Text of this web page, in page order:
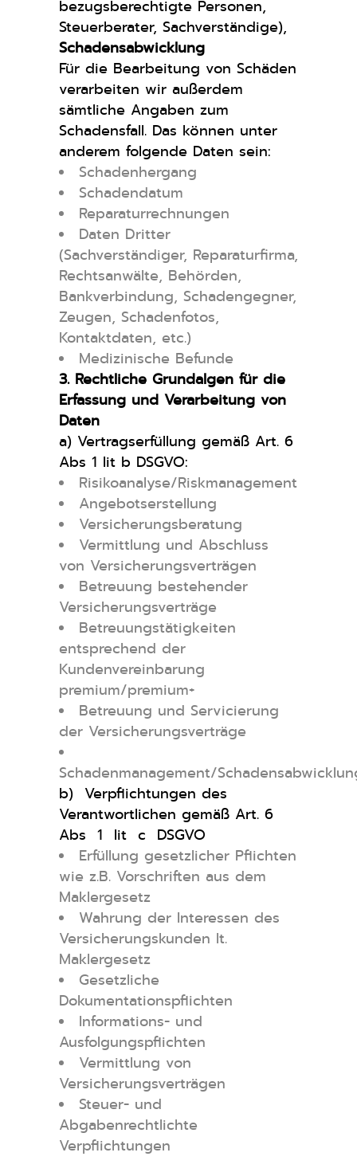
bezugsberechtigte Personen,
Steuerberater, Sachverständige),
Schadensabwicklung
Für die Bearbeitung von Schäden
verarbeiten wir außerdem
sämtliche Angaben zum
Schadensfall. Das können unter
anderem folgende Daten sein:
Schadenhergang
Schadendatum
Reparaturrechnungen
Daten Dritter
(Sachverständiger, Reparaturfirma,
Rechtsanwälte, Behörden,
Bankverbindung, Schadengegner,
Zeugen, Schadenfotos,
Kontaktdaten, etc.)
Medizinische Befunde
3. Rechtliche Grundalgen für die
Erfassung und Verarbeitung von
Daten
a) Vertragserfüllung gemäß Art. 6
Abs 1 Iit b DSGVO:
Risikoanalyse/Riskmanagement
Angebotserstellung
Versicherungsberatung
Vermittlung und Abschluss
von Versicherungsverträgen
Betreuung bestehender
Versicherungsverträge
Betreuungstätigkeiten
entsprechend der
Kundenvereinbarung
premium/premium+
Betreuung und Servicierung
der Versicherungsverträge
Schadenmanagement/
b) Verpflichtungen des
Verantwortlichen gemäß Art. 6
Abs 1 Iit c DSGVO
Erfüllung gesetzlicher Pflichten
wie z.B. Vorschriften aus dem
Maklergesetz
Wahrung der Interessen des
Versicherungskunden lt.
Maklergesetz
Gesetzliche
Dokumentationspflichten
Informations- und
Ausfolgungspflichten
Vermittlung von
Versicherungsverträgen
Steuer- und
Abgabenrechtlichte
Verpflichtungen